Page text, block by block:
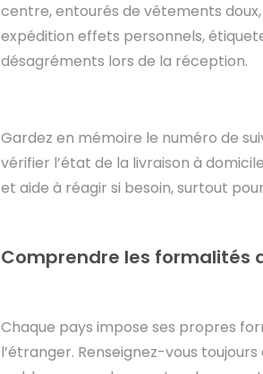
centre, entourés de vêtements
expédition effets personnels,
désagréments lors de la réception.
Gardez en mémoire le numéro de
vérifier l’état de la livraison à
et aide à réagir si besoin, surtout
Comprendre les formalités
Chaque pays impose ses propres
l’étranger. Renseignez-vous